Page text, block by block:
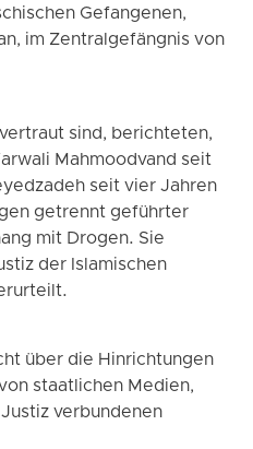
Gefangenen,
im Zentralgefängnis von
sind, berichteten,
Mahmoodvand seit
seit vier Jahren
getrennt geführter
mit Drogen. Sie
der Islamischen
über die Hinrichtungen
staatlichen Medien,
verbundenen